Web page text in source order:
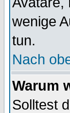
wenige
tun.
Nach
Warum
Solltest